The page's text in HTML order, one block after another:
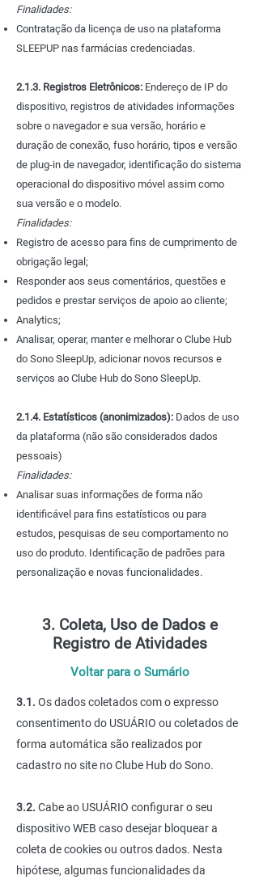
Finalidades:
Contratação da licença de uso na plataforma
SLEEPUP nas farmácias credenciadas.
2.1.3. Registros Eletrônicos: Endereço de IP do
dispositivo, registros de atividades informações
sobre o navegador e sua versão, horário e
duração de conexão, fuso horário, tipos e versão
de plug-in de navegador, identificação do sistema
operacional do dispositivo móvel assim como
sua versão e o modelo.
Finalidades:
Registro de acesso para fins de cumprimento de
obrigação legal;
Responder aos seus comentários, questões e
pedidos e prestar serviços de apoio ao cliente;
Analytics;
Analisar, operar, manter e melhorar o Clube Hub
do Sono SleepUp, adicionar novos recursos e
serviços ao Clube Hub do Sono SleepUp.
2.1.4. Estatísticos (anonimizados): Dados de uso
da plataforma (não são considerados dados
pessoais)
Finalidades:
Analisar suas informações de forma não
identificável para fins estatísticos ou para
estudos, pesquisas de seu comportamento no
uso do produto. Identificação de padrões para
personalização e novas funcionalidades.
3. Coleta, Uso de Dados e
Registro de Atividades
Voltar para o Sumário
3.1. Os dados coletados com o expresso
consentimento do USUÁRIO ou coletados de
forma automática são realizados por
cadastro no site no Clube Hub do Sono.
3.2. Cabe ao USUÁRIO configurar o seu
dispositivo WEB caso desejar bloquear a
coleta de cookies ou outros dados. Nesta
hipótese, algumas funcionalidades da